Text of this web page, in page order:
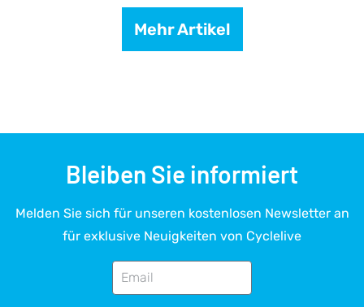
Mehr Artikel
Bleiben Sie informiert
Melden Sie sich für unseren kostenlosen Newsletter an
für exklusive Neuigkeiten von Cyclelive